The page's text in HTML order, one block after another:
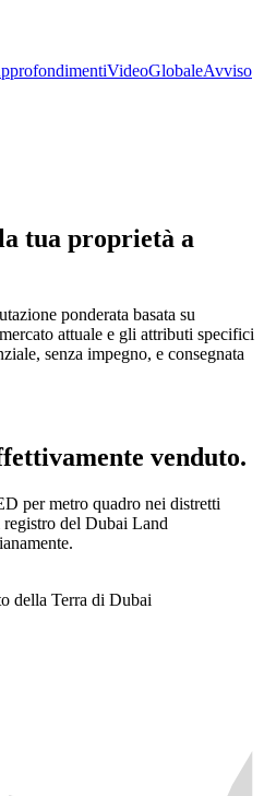
VideoGlobaleAvviso
tua proprietà a
ponderata basata su
attuale e gli attributi specifici
senza impegno, e consegnata
venduto.
per metro quadro nei distretti
del Dubai Land
della Terra di Dubai